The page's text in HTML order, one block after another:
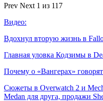
Prev Next 1 из 117
Видео:
Вдохнул вторую жизнь в
Главная уловка Кодзимы в
Почему о «Вангерах»
Сюжеты в Overwatch 2 и
Medan для друга, продажи